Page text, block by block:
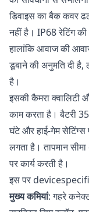
डिवाइस का बैक कवर
नहीं है। IP68 रेटिंग
हालांकि आवाज की
डूबाने की अनुमति दी
है।
इसकी कैमरा क्वालिटी
काम करता है। बैटरी
घंटे और हाई-गेम
लगता है। तापमान
पर कार्य करती है।
इस पर
मुख्य कमियां: गहरे